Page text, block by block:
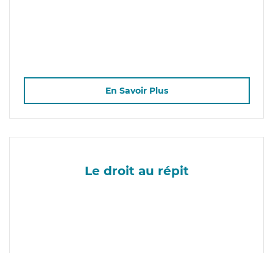
En Savoir Plus
Le droit au répit